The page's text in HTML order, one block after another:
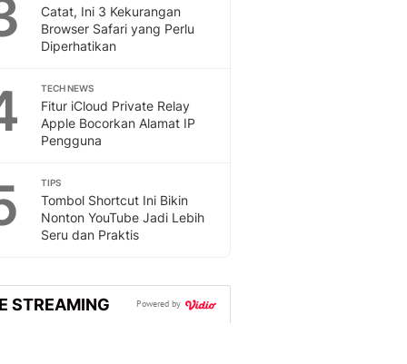
Catat, Ini 3 Kekurangan
Browser Safari yang Perlu
Diperhatikan
TECH NEWS
Fitur iCloud Private Relay
Apple Bocorkan Alamat IP
Pengguna
TIPS
Tombol Shortcut Ini Bikin
Nonton YouTube Jadi Lebih
Seru dan Praktis
STREAMING Powered by